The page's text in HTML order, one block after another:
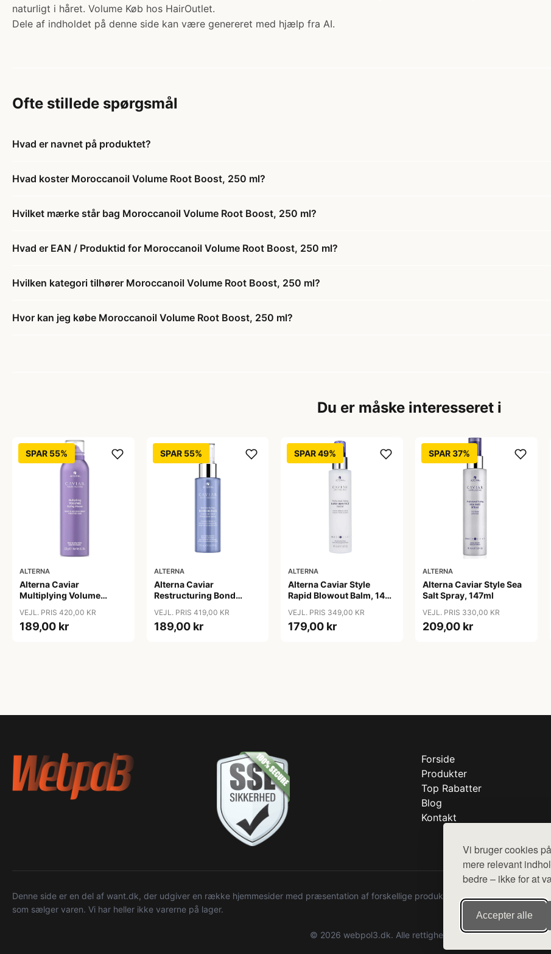
Vi bruger cookies
mere relevant
bedre – ikke for at
Accepter alle
naturligt i håret. Volume Køb hos HairOutlet.
Dele af indholdet på denne side kan være genereret med hjælp fra AI.
Ofte stillede spørgsmål
Hvad er navnet på produktet?
Hvad koster Moroccanoil Volume Root Boost, 250 ml?
Hvilket mærke står bag Moroccanoil Volume Root Boost, 250 ml?
Hvad er EAN / Produktid for Moroccanoil Volume Root Boost, 250 ml?
Hvilken kategori tilhører Moroccanoil Volume Root Boost, 250 ml?
Hvor kan jeg købe Moroccanoil Volume Root Boost, 250 ml?
Du er måske interesseret i
SPAR 55%
ALTERNA
Alterna Caviar
Multiplying Volume
VEJL. PRIS 420,00 KR
189,00 kr
SPAR 55%
ALTERNA
Alterna Caviar
Restructuring Bond
Protection Spray, 125 ml
VEJL. PRIS 419,00 KR
189,00 kr
SPAR 49%
ALTERNA
Alterna Caviar Style
Rapid Blowout Balm, 147
VEJL. PRIS 349,00 KR
179,00 kr
SPAR 37%
ALTERNA
Alterna Caviar Style Sea
Salt Spray, 147ml
VEJL. PRIS 330,00 KR
209,00 kr
Forside
Produkter
Top Rabatter
Blog
Kontakt
Denne side er en del af want.dk, der udgiver en række hjemmesider med præsentation af forskellige produkter fra diverse webshops.
som sælger varen. Vi har heller ikke varerne på lager.
© 2026 webpol3.dk. Alle rettigheder forbeholdes.